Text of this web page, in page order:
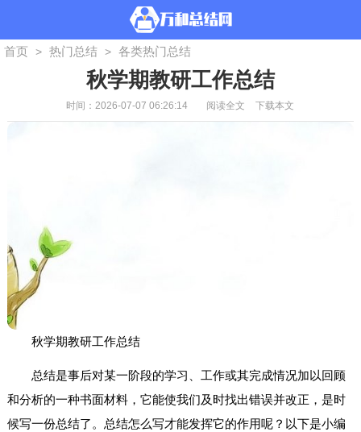
首页 > 热门总结 > 各类热门总结
秋学期教研工作总结
时间：2026-07-07 06:26:14 阅读全文 下载本文
秋学期教研工作总结
总结是事后对某一阶段的学习、工作或其完成情况加以回顾
和分析的一种书面材料，它能使我们及时找出错误并改正，是时
候写一份总结了。总结怎么写才能发挥它的作用呢？以下是小编